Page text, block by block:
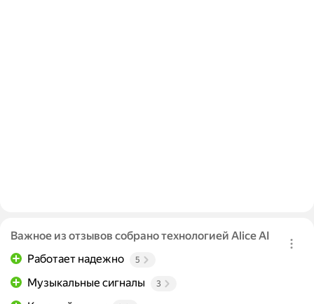
Важное из отзывов собрано технологией Alice AI
Работает надежно
5
Музыкальные сигналы 3